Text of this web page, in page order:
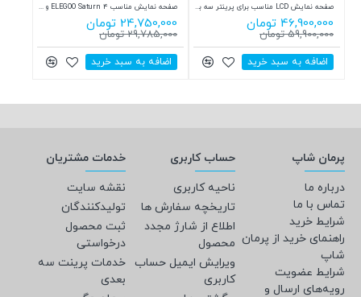
صفحه نمایش LCD مناسب برای پرینتر سه بعدی Phrozen Sonic Mighty Revo 14k
46,900,000 تومان
59,900,000 تومان
اضافه به سبد خرید
صفحه نمایش مناسب ELEGOO Saturn 4 و ELEGOO Saturn 4 Ultra
24,750,000 تومان
29,785,000 تومان
اضافه به سبد خرید
پرمان شاپ
درباره ما
تماس با ما
شرایط خرید
راهنمای خرید از پرمان
شاپ
شرایط عضویت
رویه‌های ارسال و
حساب کاربری
ناحیه کاربری
تاریخچه سفارش ها
اطلاع از شارژ مجدد
محصول
ویرایش ایمیل حساب
کاربری
خدمات مشتریان
نقشه سایت
تولیدکنندگان
ثبت محصول
درخواستی
خدمات پرینت سه
بعدی